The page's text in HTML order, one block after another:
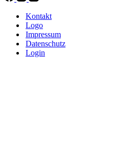
Kontakt
Logo
Impressum
Datenschutz
Login